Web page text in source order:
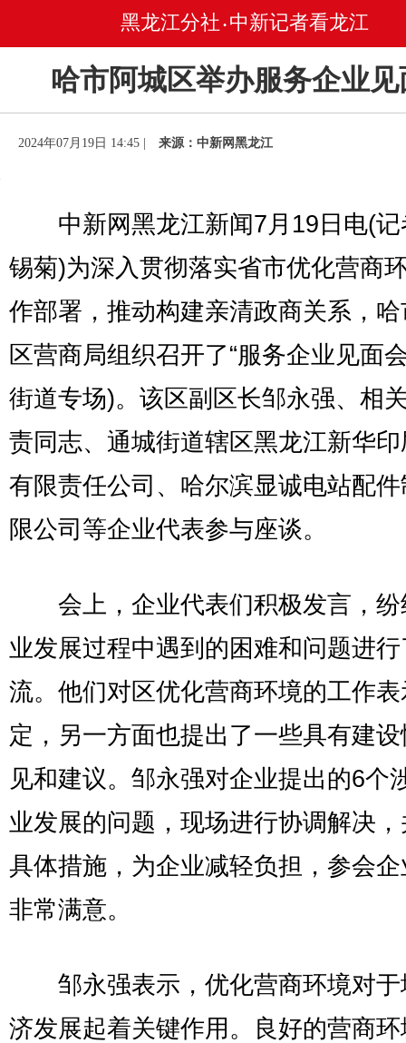
黑龙江分社 • 中新记者看龙江
哈市阿城区举办服务企业
2024年07月19日 14:45 | 来源：中新网黑龙江
中新网黑龙江新闻7月19日电(记
锡菊)为深入贯彻落实省市优化营商
作部署，推动构建亲清政商关系，
区营商局组织召开了“服务企业见面
街道专场)。该区副区长邹永强、相
责同志、通城街道辖区黑龙江新华
有限责任公司、哈尔滨显诚电站配
限公司等企业代表参与座谈。
会上，企业代表们积极发言，纷
业发展过程中遇到的困难和问题进
流。他们对区优化营商环境的工作
定，另一方面也提出了一些具有建
见和建议。邹永强对企业提出的6个
业发展的问题，现场进行协调解决
具体措施，为企业减轻负担，参会
非常满意。
邹永强表示，优化营商环境对于
济发展起着关键作用。良好的营商